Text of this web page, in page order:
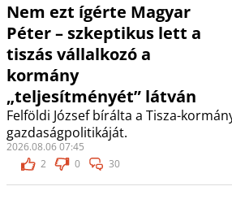
Nem ezt ígérte Magyar
Péter – szkeptikus lett a
tiszás vállalkozó a
kormány
„teljesítményét” látván
Felföldi József bírálta a Tisza-
gazdaságpolitikáját.
2026.08.06 07:45
2
0 30